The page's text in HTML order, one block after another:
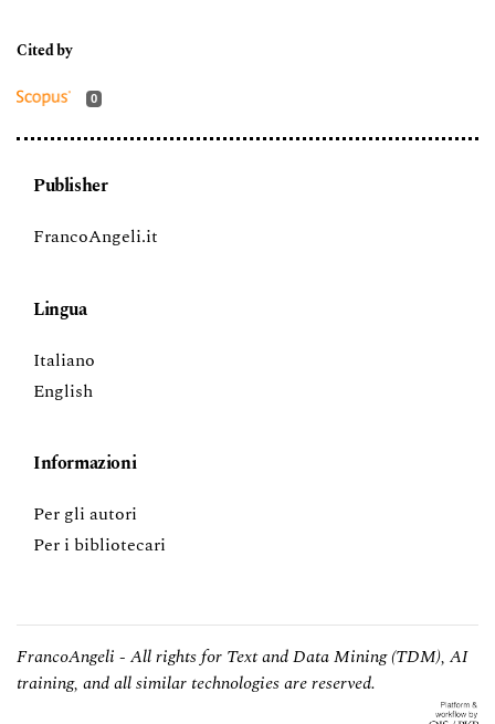
0
Publisher
FrancoAngeli.it
Lingua
Italiano
English
Informazioni
Per gli autori
Per i bibliotecari
FrancoAngeli - All rights for Text and Data Mining (TDM), AI
training, and all similar technologies are reserved.